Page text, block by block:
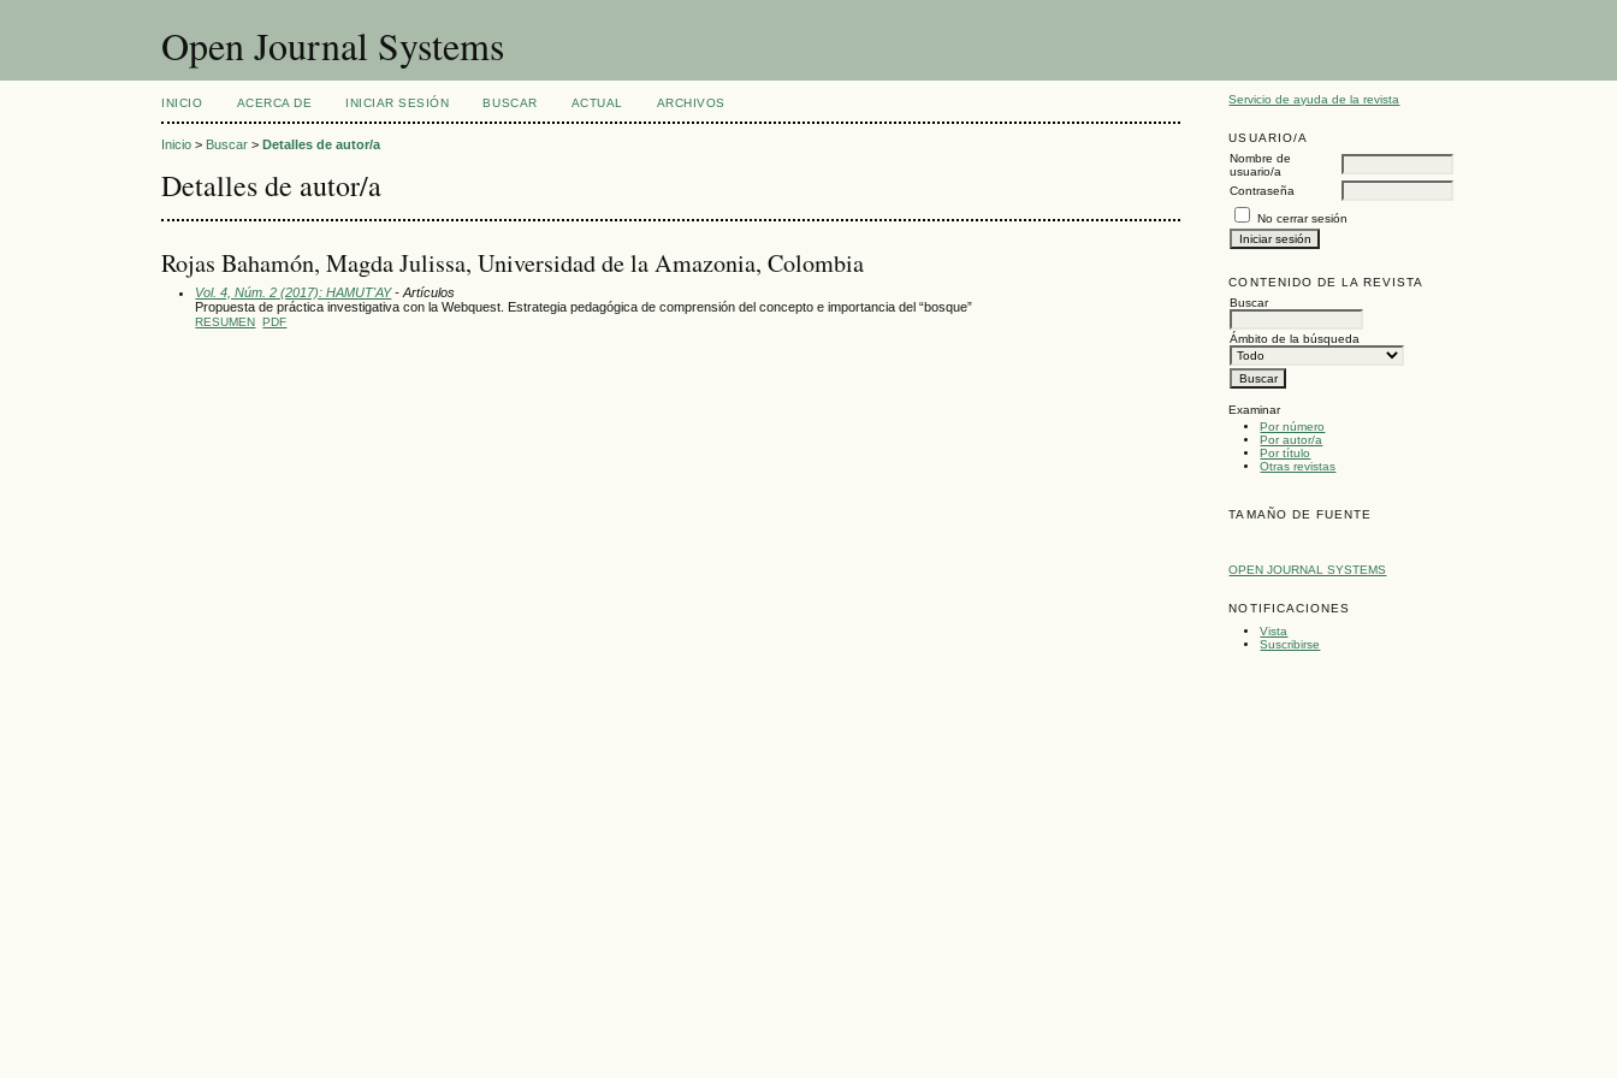
Open Journal Systems
Servicio de ayuda de la revista
USUARIO/A
Nombre de
usuario/a
Contraseña
No cerrar sesión
CONTENIDO DE LA REVISTA
Buscar
Ámbito de la búsqueda
Examinar
Por número
Por autor/a
Por título
Otras revistas
TAMAÑO DE FUENTE
OPEN JOURNAL SYSTEMS
NOTIFICACIONES
Vista
Suscribirse
INICIO ACERCA DE INICIAR SESIÓN BUSCAR ACTUAL ARCHIVOS
Inicio > Buscar >Detalles de autor/a
Detalles de autor/a
Rojas Bahamón, Magda Julissa, Universidad de la Amazonia, Colombia
Vol. 4, Núm. 2 (2017): HAMUT'AY- Artículos
Propuesta de práctica investigativa con la Webquest. Estrategia pedagógica de comprensión del concepto e importancia del “bosque”
RESUMEN PDF